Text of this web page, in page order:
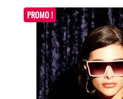
PROMO !